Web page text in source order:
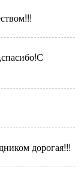
дорогая!!!